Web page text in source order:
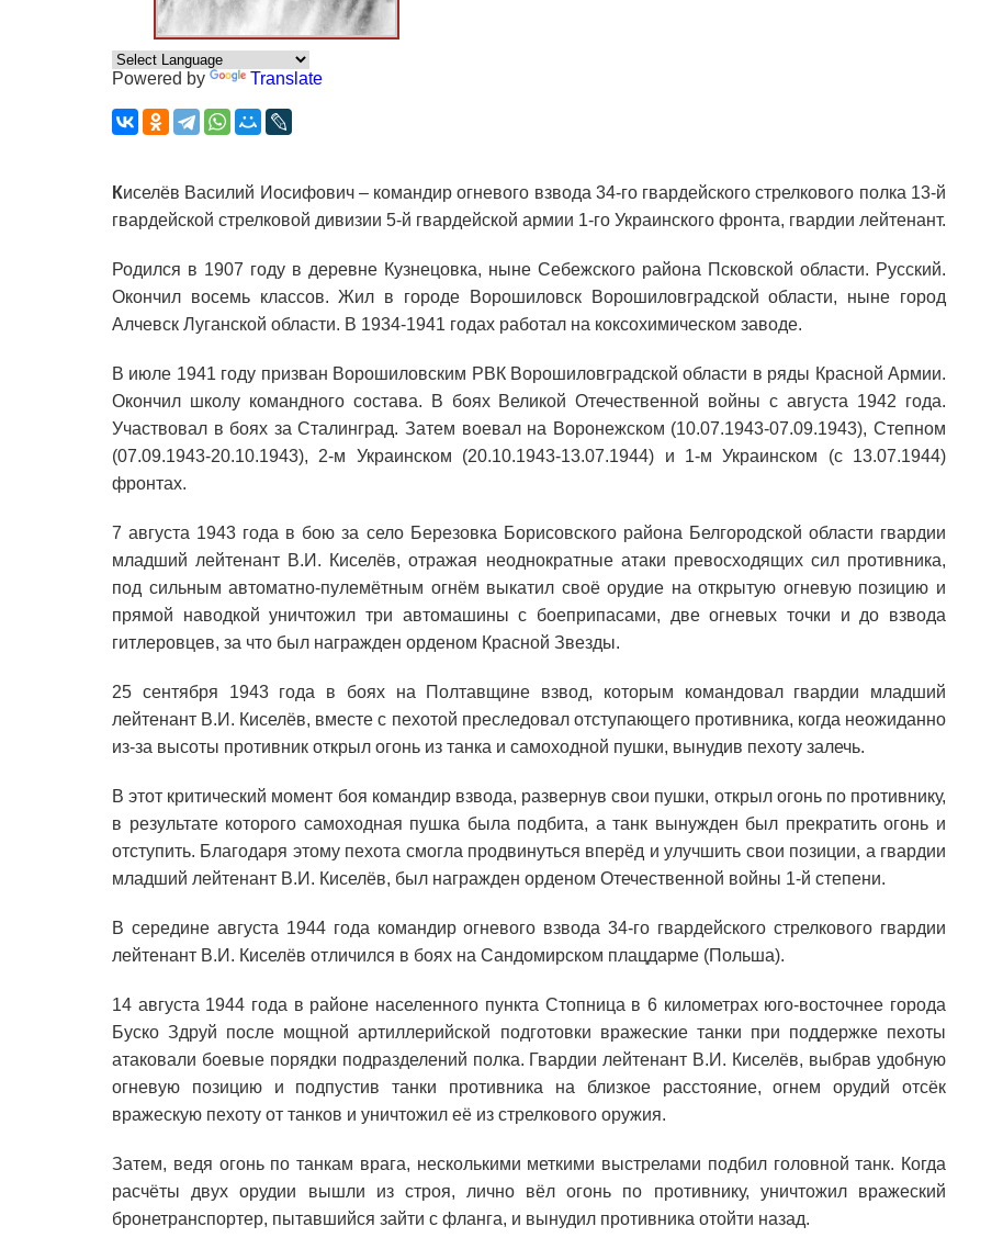
Powered by Translate
Киселёв Василий Иосифович – командир огневого взвода 34-го гвардейского стрелкового полка 13-й
гвардейской стрелковой дивизии 5-й гвардейской армии 1-го Украинского фронта, гвардии лейтенант.
Родился в 1907 году в деревне Кузнецовка, ныне Себежского района Псковской области. Русский.
Окончил восемь классов. Жил в городе Ворошиловск Ворошиловградской области, ныне город
Алчевск Луганской области. В 1934-1941 годах работал на коксохимическом заводе.
В июле 1941 году призван Ворошиловским РВК Ворошиловградской области в ряды Красной Армии.
Окончил школу командного состава. В боях Великой Отечественной войны с августа 1942 года.
Участвовал в боях за Сталинград. Затем воевал на Воронежском (10.07.1943-07.09.1943), Степном
(07.09.1943-20.10.1943), 2-м Украинском (20.10.1943-13.07.1944) и 1-м Украинском (с 13.07.1944)
фронтах.
7 августа 1943 года в бою за село Березовка Борисовского района Белгородской области гвардии
младший лейтенант В.И. Киселёв, отражая неоднократные атаки превосходящих сил противника,
под сильным автоматно-пулемётным огнём выкатил своё орудие на открытую огневую позицию и
прямой наводкой уничтожил три автомашины с боеприпасами, две огневых точки и до взвода
гитлеровцев, за что был награжден орденом Красной Звезды.
25 сентября 1943 года в боях на Полтавщине взвод, которым командовал гвардии младший
лейтенант В.И. Киселёв, вместе с пехотой преследовал отступающего противника, когда неожиданно
из-за высоты противник открыл огонь из танка и самоходной пушки, вынудив пехоту залечь.
В этот критический момент боя командир взвода, развернув свои пушки, открыл огонь по противнику,
в результате которого самоходная пушка была подбита, а танк вынужден был прекратить огонь и
отступить. Благодаря этому пехота смогла продвинуться вперёд и улучшить свои позиции, а гвардии
младший лейтенант В.И. Киселёв, был награжден орденом Отечественной войны 1-й степени.
В середине августа 1944 года командир огневого взвода 34-го гвардейского стрелкового гвардии
лейтенант В.И. Киселёв отличился в боях на Сандомирском плацдарме (Польша).
14 августа 1944 года в районе населенного пункта Стопница в 6 километрах юго-восточнее города
Буско Здруй после мощной артиллерийской подготовки вражеские танки при поддержке пехоты
атаковали боевые порядки подразделений полка. Гвардии лейтенант В.И. Киселёв, выбрав удобную
огневую позицию и подпустив танки противника на близкое расстояние, огнем орудий отсёк
вражескую пехоту от танков и уничтожил её из стрелкового оружия.
Затем, ведя огонь по танкам врага, несколькими меткими выстрелами подбил головной танк. Когда
расчёты двух орудии вышли из строя, лично вёл огонь по противнику, уничтожил вражеский
бронетранспортер, пытавшийся зайти с фланга, и вынудил противника отойти назад.